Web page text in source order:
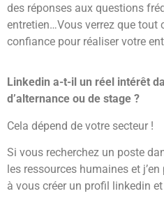
des réponses aux questions
entretien…Vous verrez que tout
confiance pour réaliser votre
Linkedin a-t-il un réel intérêt
d’alternance ou de stage ?
Cela dépend de votre secteur !
Si vous recherchez un poste
les ressources humaines et
à vous créer un profil linkedin